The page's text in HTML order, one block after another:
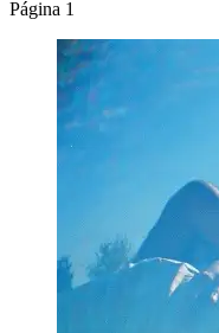
Página 1